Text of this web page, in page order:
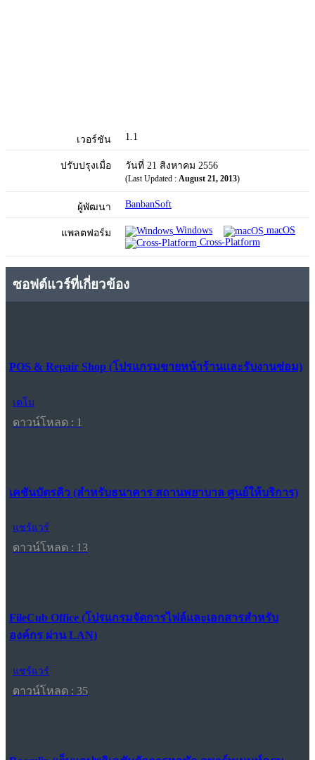
เวอร์ชัน 1.1
ปรับปรุงเมื่อ วันที่ 21 สิงหาคม 2556
(Last Updated : August 21, 2013)
ผู้พัฒนา BanbanSoft
แพลตฟอร์ม Windows
macOS
Cross-Platform
ซอฟต์แวร์ที่เกี่ยวข้อง
POS & Repair Shop (โปรแกรมขายหน้าร้านและรับงานซ่อม)
เดโม
ดาวน์โหลด : 1
เคชันบัตรคิว (สำหรับธนาคาร สถานพยาบาล ศูนย์ให้บริการ)
แชร์แวร์
ดาวน์โหลด : 13
FileCub Office (โปรแกรมจัดการไฟล์และเอกสารสำหรับ
องค์กร ผ่าน LAN)
แชร์แวร์
ดาวน์โหลด : 35